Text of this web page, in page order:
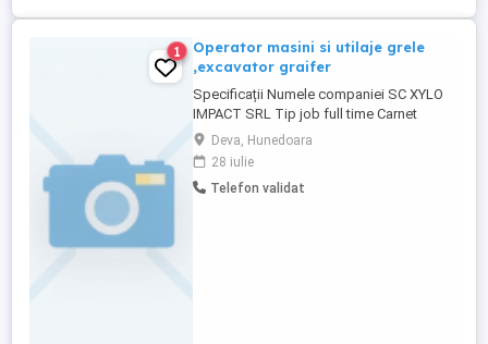
1
Operator masini si utilaje grele
,excavator graifer
Specificații Numele companiei SC XYLO
IMPACT SRL Tip job full time Carnet
conducere B Locuri vacante 4 Descriere
SC XYLO IMPACT SRL ANGAJEAZA SI
OPERATOR MASINI SI UTILAJE GRELE
RESPONSAILITATI: - Operarea utilajelor
Deva, Hunedoara
28 iulie
Telefon validat